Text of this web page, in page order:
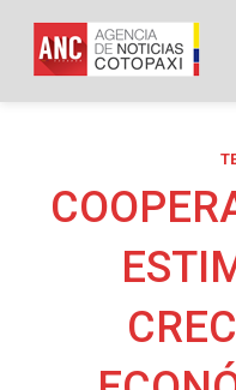
content